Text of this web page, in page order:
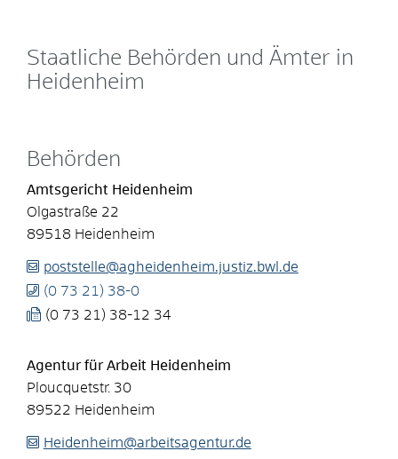
Staatliche Behörden und Ämter in
Heidenheim
Behörden
Amtsgericht Heidenheim
Olgastraße 22
89518 Heidenheim
poststelle@agheidenheim.justiz.bwl.de
(0 73 21) 38-0
(0 73 21) 38-12 34
Agentur für Arbeit Heidenheim
Ploucquetstr. 30
89522 Heidenheim
Heidenheim@arbeitsagentur.de